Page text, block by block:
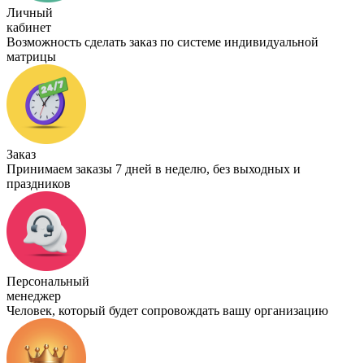
Личный
кабинет
Возможность сделать заказ по системе индивидуальной
матрицы
Заказ
Принимаем заказы 7 дней в неделю, без выходных и
праздников
Персональный
менеджер
Человек, который будет сопровождать вашу организацию